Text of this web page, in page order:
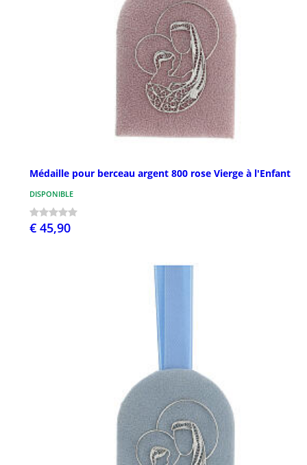
Médaille pour berceau argent 800 rose Vierge à l'Enfant
DISPONIBLE
€ 45,90